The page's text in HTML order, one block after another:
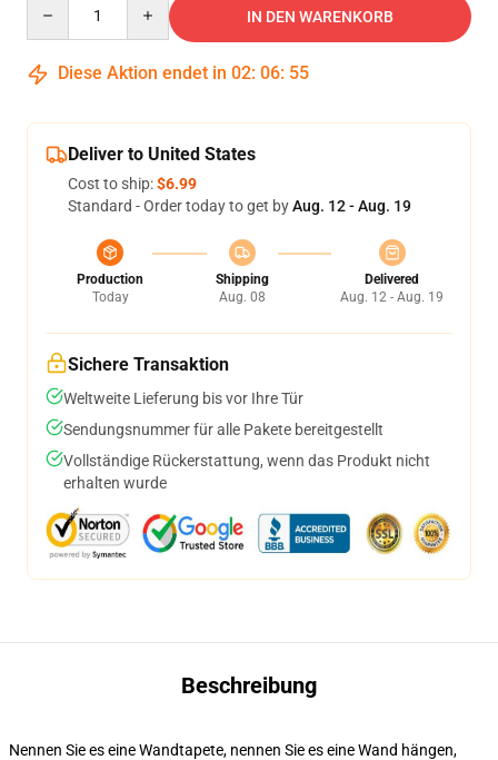
IN DEN WARENKORB
Diese Aktion endet in 02: 06: 54
Deliver to United States
Cost to ship:$6.99
Standard - Order today to get byAug. 12 - Aug. 19
Production
Today
Shipping
Aug. 08
Delivered
Aug. 12 - Aug. 19
Sichere Transaktion
Weltweite Lieferung bis vor Ihre Tür
Sendungsnummer für alle Pakete bereitgestellt
Vollständige Rückerstattung, wenn das Produkt nicht
erhalten wurde
Beschreibung
Nennen Sie es eine Wandtapete, nennen Sie es eine Wand hängen,